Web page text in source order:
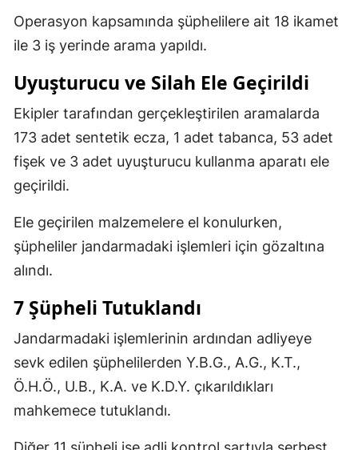
Operasyon kapsamında şüphelilere ait 18 ikamet
ile 3 iş yerinde arama yapıldı.
Uyuşturucu ve Silah Ele Geçirildi
Ekipler tarafından gerçekleştirilen aramalarda
173 adet sentetik ecza, 1 adet tabanca, 53 adet
fişek ve 3 adet uyuşturucu kullanma aparatı ele
geçirildi.
Ele geçirilen malzemelere el konulurken,
şüpheliler jandarmadaki işlemleri için gözaltına
alındı.
7 Şüpheli Tutuklandı
Jandarmadaki işlemlerinin ardından adliyeye
sevk edilen şüphelilerden Y.B.G., A.G., K.T.,
Ö.H.Ö., U.B., K.A. ve K.D.Y. çıkarıldıkları
mahkemece tutuklandı.